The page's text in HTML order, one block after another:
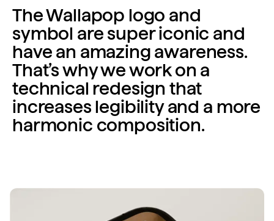
The Wallapop logo and
symbol are super iconic and
have an amazing awareness.
That’s why we work on a
technical redesign that
increases legibility and a more
harmonic composition.